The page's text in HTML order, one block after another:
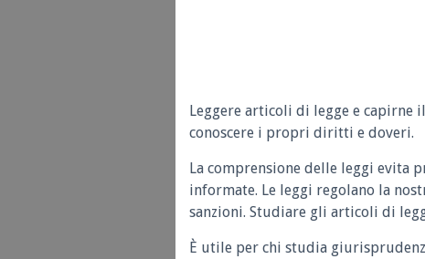
Leggere articoli di legge e capirne
conoscere i propri diritti e doveri.
La comprensione delle leggi evita
informate. Le leggi regolano la
sanzioni. Studiare gli articoli di
È utile per chi studia